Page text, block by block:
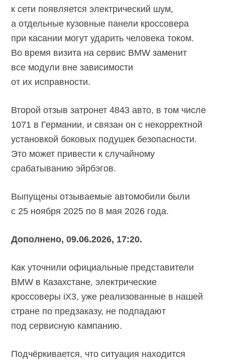
к сети появляется электрический шум,
а отдельные кузовные панели кроссовера
при касании могут ударить человека током.
Во время визита на сервис BMW заменит
все модули вне зависимости
от их исправности.
Второй отзыв затронет 4843 авто, в том числе
1071 в Германии, и связан он с некорректной
установкой боковых подушек безопасности.
Это может привести к случайному
срабатыванию эйрбэгов.
Выпущены отзываемые автомобили были
с 25 ноября 2025 по 8 мая 2026 года.
Дополнено, 09.06.2026, 17:20.
Как уточнили официальные представители
BMW в Казахстане, электрические
кроссоверы iX3, уже реализованные в нашей
стране по предзаказу, не подпадают
под сервисную кампанию.
Подчёркивается, что ситуация находится